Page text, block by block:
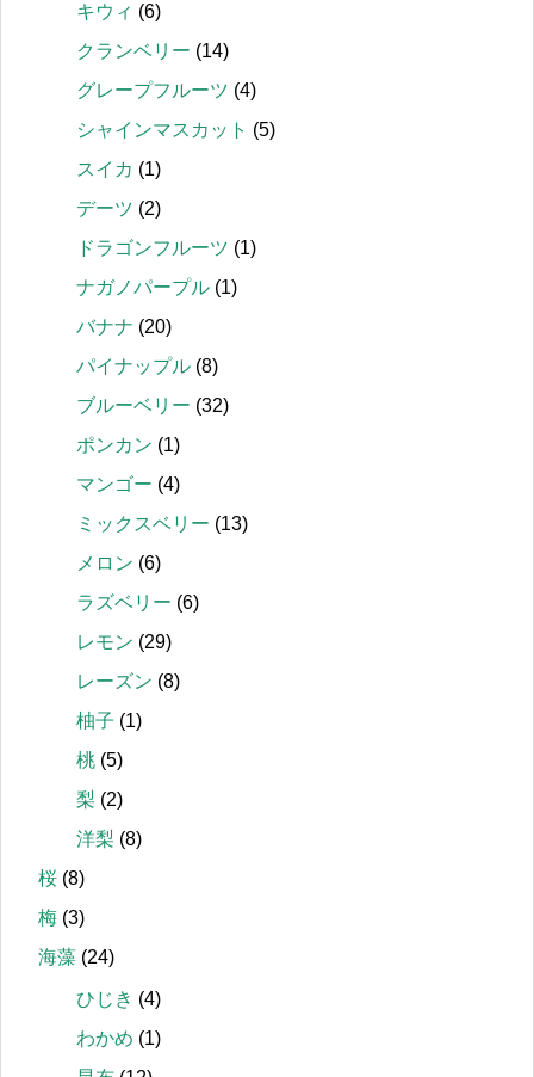
キウィ (6)
クランベリー (14)
グレープフルーツ (4)
シャインマスカット (5)
スイカ (1)
デーツ (2)
ドラゴンフルーツ (1)
ナガノパープル (1)
バナナ (20)
パイナップル (8)
ブルーベリー (32)
ポンカン (1)
マンゴー (4)
ミックスベリー (13)
メロン (6)
ラズベリー (6)
レモン (29)
レーズン (8)
柚子 (1)
桃 (5)
梨 (2)
洋梨 (8)
桜 (8)
梅 (3)
海藻 (24)
ひじき (4)
わかめ (1)